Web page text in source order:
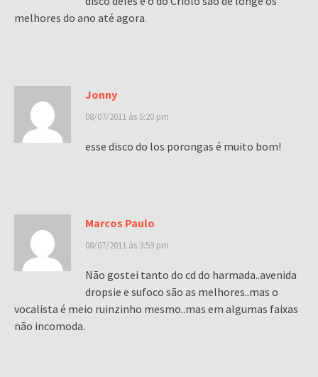
melhores do ano até agora.
Jonny
08/07/2011 às 5:20 pm
esse disco do los porongas é muito bom!
Marcos Paulo
08/07/2011 às 3:59 pm
Não gostei tanto do cd do harmada..avenida
dropsie e sufoco são as melhores..mas o
vocalista é meio ruinzinho mesmo..mas em algumas faixas
não incomoda.